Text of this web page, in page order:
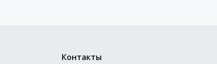
Контакты